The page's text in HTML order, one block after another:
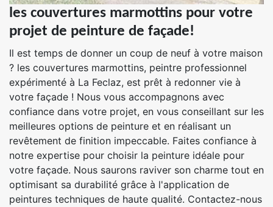
les couvertures marmottins pour votre
projet de peinture de façade!
Il est temps de donner un coup de neuf à votre maison
? les couvertures marmottins, peintre professionnel
expérimenté à La Feclaz, est prêt à redonner vie à
votre façade ! Nous vous accompagnons avec
confiance dans votre projet, en vous conseillant sur les
meilleures options de peinture et en réalisant un
revêtement de finition impeccable. Faites confiance à
notre expertise pour choisir la peinture idéale pour
votre façade. Nous saurons raviver son charme tout en
optimisant sa durabilité grâce à l'application de
peintures techniques de haute qualité. Contactez-nous